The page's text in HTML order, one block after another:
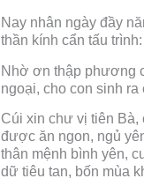
Nay nhân ngày đầy
thần kính cẩn tấu trình:
Nhờ ơn thập phương
ngoại, cho con
Cúi xin chư vị tiên Bà,
được ăn ngon, ngủ
thân mệnh bình yên,
dữ tiêu tan, bốn mùa